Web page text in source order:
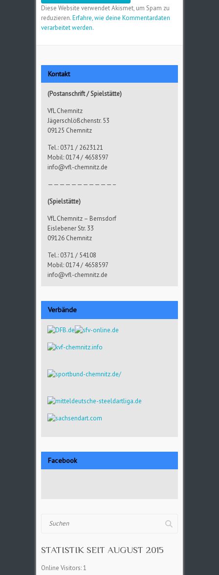
Diese Website verwendet Akismet, um Spam zu
reduzieren.Erfahre, wie deine Kommentardaten
verarbeitet werden.
Kontakt
(Postanschrift / Spielstätte)
VfL Chemnitz
Jägerschlößchenstr. 53
09125 Chemnitz
Tel.: 0371 / 2623121
Mobil: 0174 / 4658597
info@vfl-chemnitz.de
———————————–
(Spielstätte)
VfL Chemnitz – Bernsdorf
Eislebener Str. 33
09126 Chemnitz
Tel.: 0371 / 54108
Mobil: 0174 / 4658597
info@vfl-chemnitz.de
Verbände
Facebook
STATISTIK SEIT AUGUST 2015
Online Visitors:1